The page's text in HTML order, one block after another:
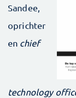
Sandee,
oprichter
en chief
technology